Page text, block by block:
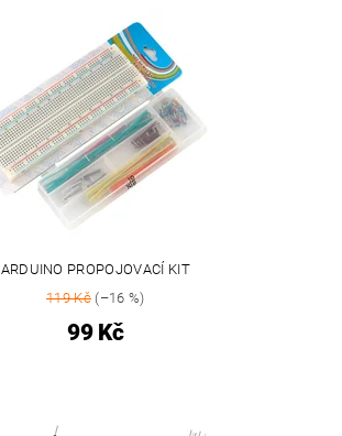
ARDUINO PROPOJOVACÍ KIT
119 Kč(–16 %)
99 Kč